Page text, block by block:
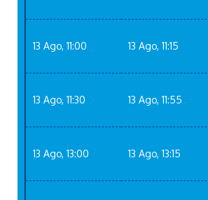
13 Ago, 11:00 13 Ago, 11:15
13 Ago, 11:30 13 Ago, 11:55
13 Ago, 13:00 13 Ago, 13:15